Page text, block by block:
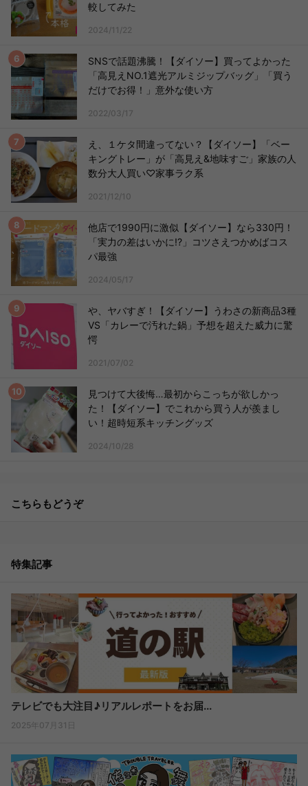
較してみた
2024/11/22
SNSで話題沸騰！【ダイソー】買ってよかった
「高見えNO.1遮光アルミジップバッグ」「買う
だけでお得！」意外な使い方
2022/03/17
え、１ケタ間違ってない？【ダイソー】「ベー
キングトレー」が「高見え&地味すご」家族の人
数分大人買い♡家事ラク系
2021/12/10
他店で1990円に激似【ダイソー】なら330円！
「実力の差はいかに!?」コツさえつかめばコス
パ最強
2024/05/17
や、ヤバすぎ！【ダイソー】うわさの新商品3種
VS「カレーで汚れた鍋」予想を超えた威力に驚
愕
2021/07/02
見つけて大後悔…最初からこっちが欲しかっ
た！【ダイソー】でこれから買う人が羨まし
い！超時短系キッチングッズ
2024/10/28
こちらもどうぞ
特集記事
テレビでも大注目♪リアルレポートをお届...
2025年07月31日